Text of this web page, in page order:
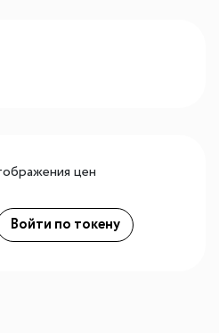
цен
Войти по токену